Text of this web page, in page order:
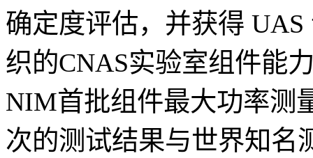
确定度评估，并获得
织的CNAS实验室组件能
NIM首批组件最大功率测
次的测试结果与世界知名